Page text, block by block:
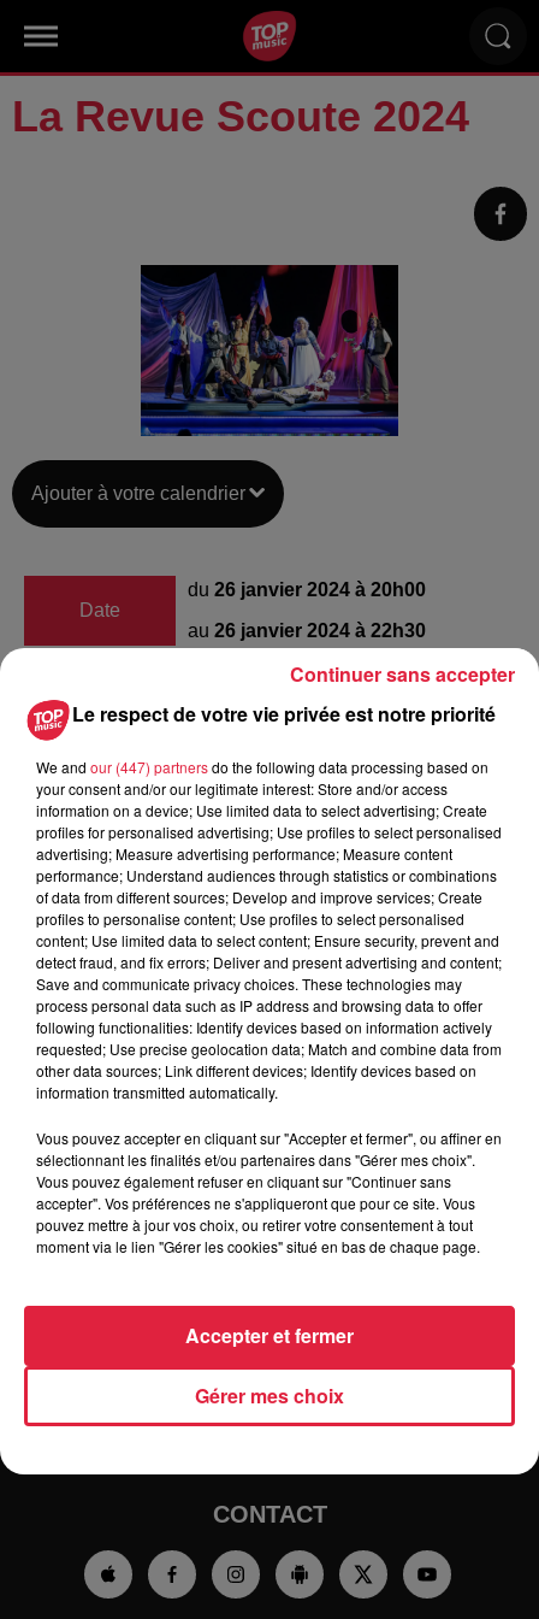
La Revue Scoute 2024
Ajouter à votre calendrier
Date
du 26 janvier 2024 à 20h00
au 26 janvier 2024 à 22h30
LA BRIQUETERIE
Organisateur https://billetterie.ville-schiltigheim.fr/
Tarif Payant
TRAQUEURS D'EMPLOI
AGENDA PODCASTS
CONTACT
Le respect de votre vie privée est notre priorité
We and our (447) partnersdo the following data processing based on
your consent and/or our legitimate interest: Store and/or access
information on a device; Use limited data to select advertising; Create
profiles for personalised advertising; Use profiles to select personalised
advertising; Measure advertising performance; Measure content
performance; Understand audiences through statistics or combinations
of data from different sources; Develop and improve services; Create
profiles to personalise content; Use profiles to select personalised
content; Use limited data to select content; Ensure security, prevent and
detect fraud, and fix errors; Deliver and present advertising and content;
Save and communicate privacy choices. These technologies may
process personal data such as IP address and browsing data to offer
following functionalities: Identify devices based on information actively
requested; Use precise geolocation data; Match and combine data from
other data sources; Link different devices; Identify devices based on
information transmitted automatically.
Vous pouvez accepter en cliquant sur "Accepter et fermer", ou affiner en
sélectionnant les finalités et/ou partenaires dans "Gérer mes choix".
Vous pouvez également refuser en cliquant sur "Continuer sans
accepter". Vos préférences ne s'appliqueront que pour ce site. Vous
pouvez mettre à jour vos choix, ou retirer votre consentement à tout
moment via le lien "Gérer les cookies" situé en bas de chaque page.
Gérer mes choix
Accepter et fermer
Continuer sans accepter